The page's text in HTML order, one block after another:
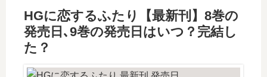
HGに恋するふたり【最新刊】8巻の
発売日､9巻の発売日はいつ？完結し
た？